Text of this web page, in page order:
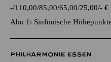
- 110,00 85,00 65,00 25,00 - €
Abo 1: Sinfonische Höhepunkte
PHILHARMONIE ESSEN